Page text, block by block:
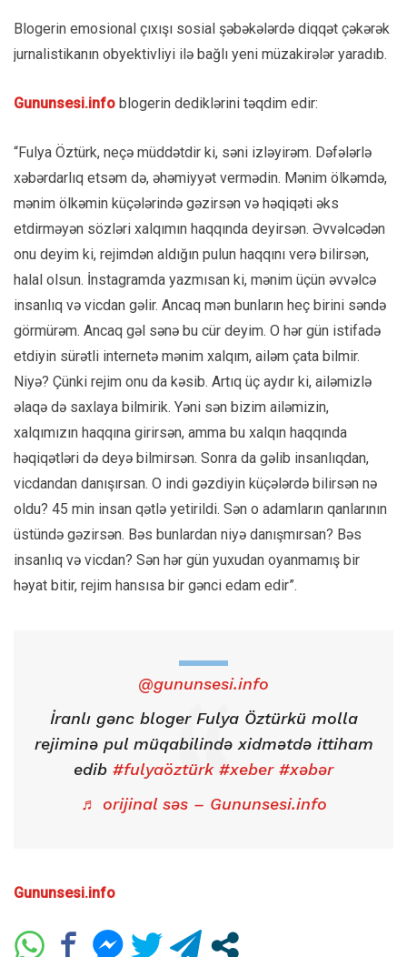
Blogerin emosional çıxışı sosial şəbəkələrdə diqqət çəkərək
jurnalistikanın obyektivliyi ilə bağlı yeni müzakirələr yaradıb.
Gununsesi.info blogerin dediklərini təqdim edir:
“Fulya Öztürk, neçə müddətdir ki, səni izləyirəm. Dəfələrlə
xəbərdarlıq etsəm də, əhəmiyyət vermədin. Mənim ölkəmdə,
mənim ölkəmin küçələrində gəzirsən və həqiqəti əks
etdirməyən sözləri xalqımın haqqında deyirsən. Əvvəlcədən
onu deyim ki, rejimdən aldığın pulun haqqını verə bilirsən,
halal olsun. İnstagramda yazmısan ki, mənim üçün əvvəlcə
insanlıq və vicdan gəlir. Ancaq mən bunların heç birini səndə
görmürəm. Ancaq gəl sənə bu cür deyim. O hər gün istifadə
etdiyin sürətli internetə mənim xalqım, ailəm çata bilmir.
Niyə? Çünki rejim onu da kəsib. Artıq üç aydır ki, ailəmizlə
əlaqə də saxlaya bilmirik. Yəni sən bizim ailəmizin,
xalqımızın haqqına girirsən, amma bu xalqın haqqında
həqiqətləri də deyə bilmirsən. Sonra da gəlib insanlıqdan,
vicdandan danışırsan. O indi gəzdiyin küçələrdə bilirsən nə
oldu? 45 min insan qətlə yetirildi. Sən o adamların qanlarının
üstündə gəzirsən. Bəs bunlardan niyə danışmırsan? Bəs
insanlıq və vicdan? Sən hər gün yuxudan oyanmamış bir
həyat bitir, rejim hansısa bir gənci edam edir”.
@gununsesi.info
İranlı gənc bloger Fulya Öztürkü molla
rejiminə pul müqabilində xidmətdə ittiham
edib #fulyaöztürk #xeber #xəbər
♬ orijinal səs – Gununsesi.info
Gununsesi.info